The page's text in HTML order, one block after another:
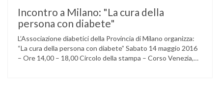
Incontro a Milano: "La cura della
persona con diabete"
L’Associazione diabetici della Provincia di Milano organizza:
“La cura della persona con diabete” Sabato 14 maggio 2016
– Ore 14,00 – 18,00 Circolo della stampa – Corso Venezia,